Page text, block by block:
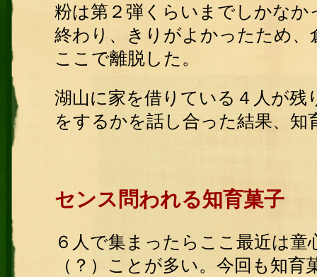
粉は第２弾くらいまでしかな
終わり、きりがよかったため
ここで離脱した。
湖山に家を借りている４人が
をするかを話し合った結果、
センス問われる知育菓子
６人で集まったらここ最近は
（？）ことが多い。今回も知